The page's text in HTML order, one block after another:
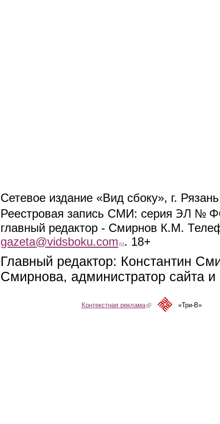
Сетевое издание «Вид сбоку», г.
Реестровая запись СМИ: серия ЭЛ №
главный редактор - Смирнов К.М.
gazeta@vidsboku.com (link sends e-mail)
. 18+
Главный редактор: Константин
Смирнова, администратор сайта
Контекстная реклама(link is external)«Три-В»